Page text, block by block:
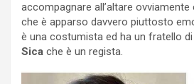
accompagnare all’altare
che è apparso davvero piuttosto
è una costumista ed ha un fratello
Sica che è un regista.